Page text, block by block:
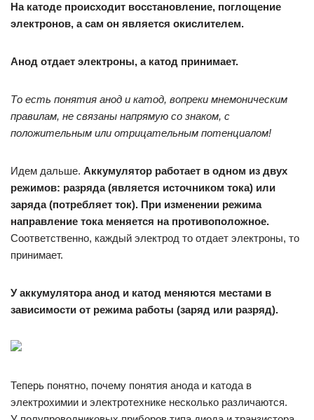
На катоде происходит восстановление, поглощение
электронов, а сам он является окислителем.
Анод отдает электроны, а катод принимает.
То есть понятия анод и катод, вопреки мнемоническим
правилам, не связаны напрямую со знаком, с
положительным или отрицательным потенциалом!
Идем дальше. Аккумулятор работает в одном из двух
режимов: разряда (является источником тока) или
заряда (потребляет ток). При изменении режима
направление тока меняется на противоположное.
Соответственно, каждый электрод то отдает электроны, то
принимает.
У аккумулятора анод и катод меняются местами в
зависимости от режима работы (заряд или разряд).
Теперь понятно, почему понятия анода и катода в
электрохимии и электротехнике несколько различаются.